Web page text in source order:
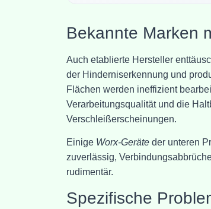
Bekannte Marken
Auch etablierte Hersteller
der Hinderniserkennung und
Flächen werden ineffizient
Verarbeitungsqualität und die
Verschleißerscheinungen.
Einige Worx-Geräte der unteren
zuverlässig,
rudimentär.
Spezifische